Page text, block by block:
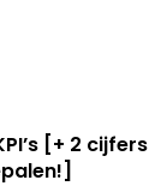
[+ 2 cijfers